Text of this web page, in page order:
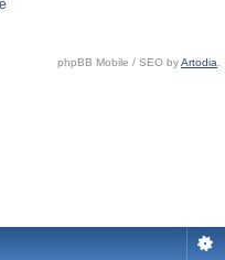
phpBB Mobile / SEO byArtodia.